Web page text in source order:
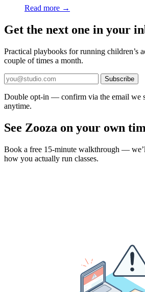
Read more →
Get the next one in your
Practical playbooks for running
couple of times a month.
Subscribe
Double opt-in — confirm via the email we
anytime.
See Zooza on your own
Book a free 15-minute walkthrough —
how you actually run classes.